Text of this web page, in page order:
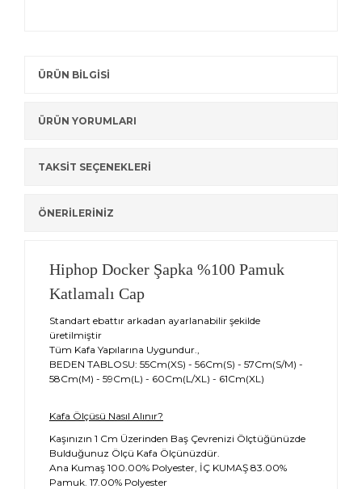
ÜRÜN BİLGİSİ
ÜRÜN YORUMLARI
TAKSİT SEÇENEKLERİ
ÖNERİLERİNİZ
Hiphop Docker Şapka %100 Pamuk
Katlamalı Cap
Standart ebattır arkadan ayarlanabilir şekilde
üretilmiştir
Tüm Kafa Yapılarına Uygundur.,
BEDEN TABLOSU: 55Cm(XS) - 56Cm(S) - 57Cm(S/M) -
58Cm(M) - 59Cm(L) - 60Cm(L/XL) - 61Cm(XL)
Kafa Ölçüsü Nasıl Alınır?
Kaşınızın 1 Cm Üzerinden Baş Çevrenizi Ölçtüğünüzde
Bulduğunuz Ölçü Kafa Ölçünüzdür.
Ana Kumaş 100.00% Polyester, İÇ KUMAŞ 83.00%
Pamuk. 17.00% Polyester